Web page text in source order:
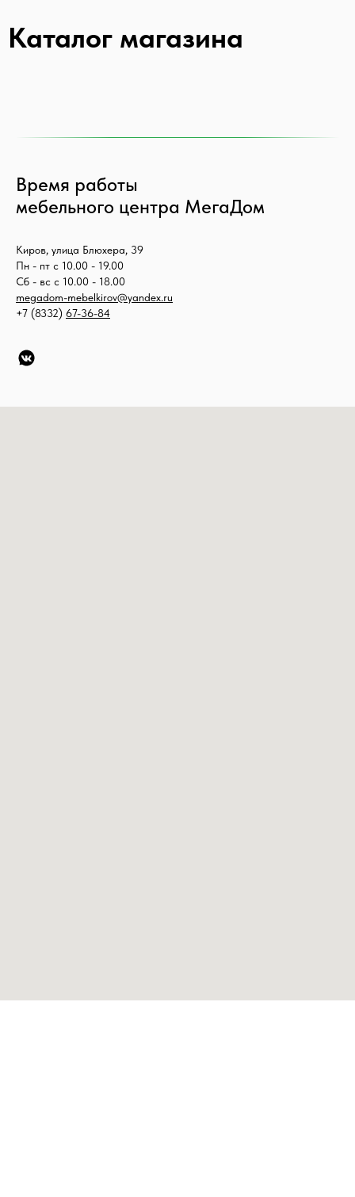
Каталог магазина
Время работы
мебельного центра МегаДом
Киров, улица Блюхера, 39
Пн - пт с 10.00 - 19.00
Сб - вс с 10.00 - 18.00
megadom-mebelkirov@yandex.ru
+7 (8332) 67-36-84